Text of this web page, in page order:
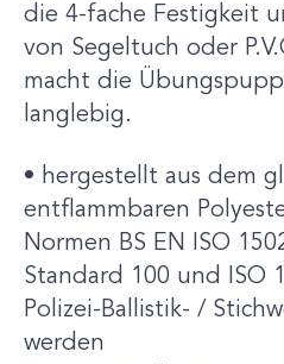
die 4-fache Festigkeit
von Segeltuch oder
macht die
langlebig.
• hergestellt aus dem
entflammbaren
Normen BS EN ISO
Standard 100 und ISO
Polizei-Ballistik- /
werden